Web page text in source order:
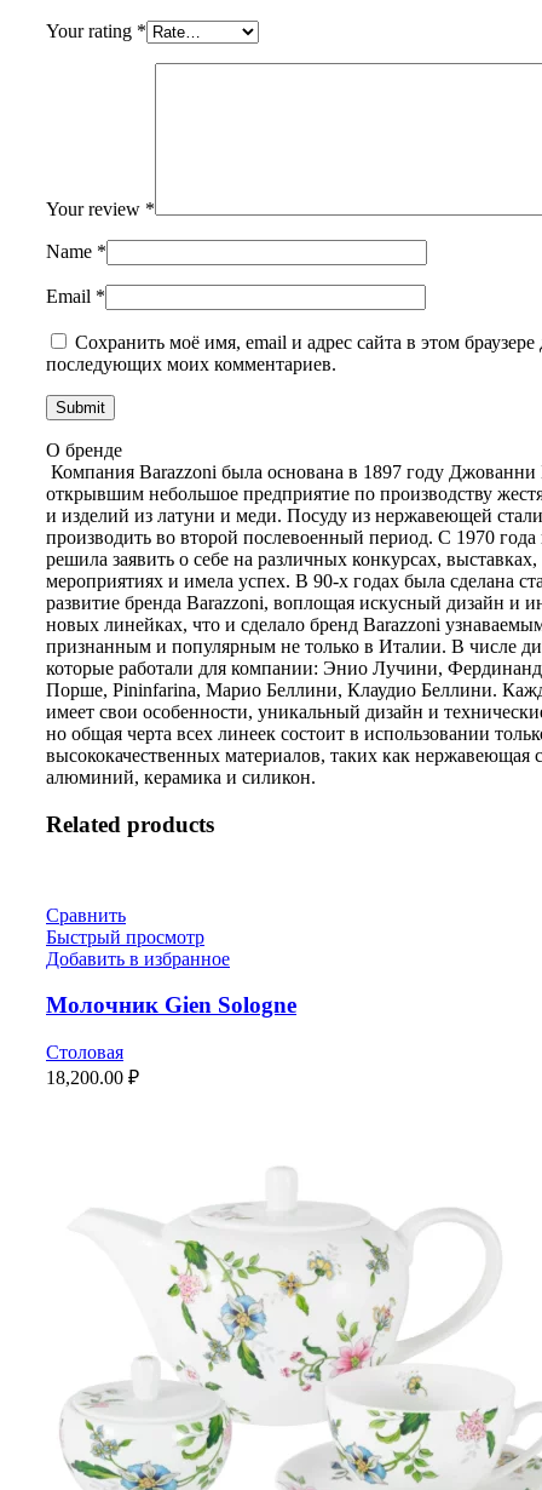
Your rating *
Your review *
Name *
Email *
Сохранить моё имя, email и адрес сайта в этом браузере
последующих моих комментариев.
О бренде
Компания Barazzoni была основана в 1897 году Джованни
открывшим небольшое предприятие по производству
и изделий из латуни и меди. Посуду из нержавеющей
производить во второй послевоенный период. С 1970
решила заявить о себе на различных конкурсах, выставках,
мероприятиях и имела успех. В 90-х годах была сделана
развитие бренда Barazzoni, воплощая искусный дизайн и
новых линейках, что и сделало бренд Barazzoni
признанным и популярным не только в Италии. В числе
которые работали для компании: Энио Лучини,
Порше, Pininfarina, Марио Беллини, Клаудио Беллини.
имеет свои особенности, уникальный дизайн и
но общая черта всех линеек состоит в использовании
высококачественных материалов, таких как нержавеющая
алюминий, керамика и силикон.
Related products
Сравнить
Быстрый просмотр
Добавить в избранное
Молочник Gien Sologne
Столовая
18,200.00 ₽